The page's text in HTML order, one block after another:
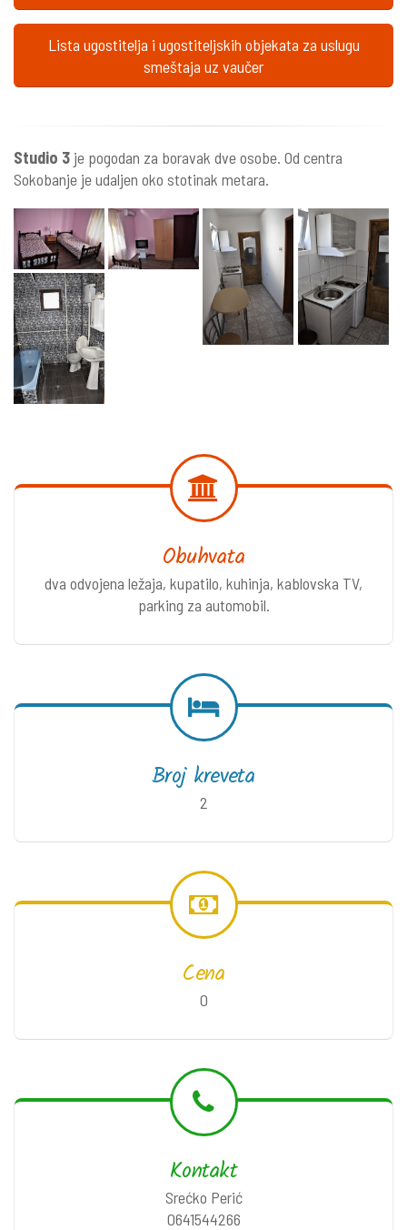
Lista ugostitelja i ugostiteljskih objekata za uslugu
smeštaja uz vaučer
Studio 3 je pogodan za boravak dve osobe. Od centra
Sokobanje je udaljen oko stotinak metara.
Obuhvata
dva odvojena ležaja, kupatilo, kuhinja, kablovska TV,
parking za automobil.
Broj kreveta
2
Cena
0
Kontakt
Srećko Perić
0641544266